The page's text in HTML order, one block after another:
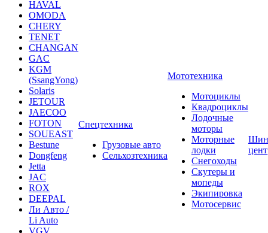
OMODA
CHERY
TENET
CHANGAN
GAC
KGM
(SsangYong)
Solaris
JETOUR
JAECOO
FOTON
SOUEAST
Bestune
Dongfeng
Jetta
JAC
ROX
DEEPAL
Ли Авто /
Li Auto
VGV
Сельхозтехника
Квадроциклы
Лодочные
моторы
Моторные
лодки
Снегоходы
Скутеры и
мопеды
Экипировка
Мотосервис